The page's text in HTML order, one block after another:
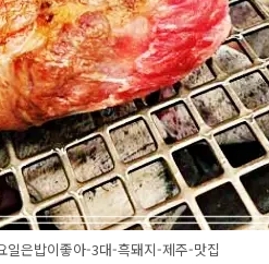
일은밥이좋아-3대-흑돼지-제주-맛집